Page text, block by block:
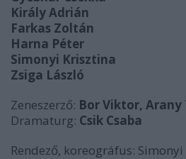
Király Adrián
Farkas Zoltán
Harna Péter
Simonyi Krisztina
Zsiga László
Zeneszerző: Bor Viktor, Arany
Dramaturg: Csik Csaba
Rendező, koreográfus: